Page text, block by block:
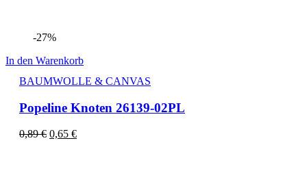
-27%
In den Warenkorb
BAUMWOLLE & CANVAS
Popeline Knoten 26139-02PL
0,89€ 0,65 €